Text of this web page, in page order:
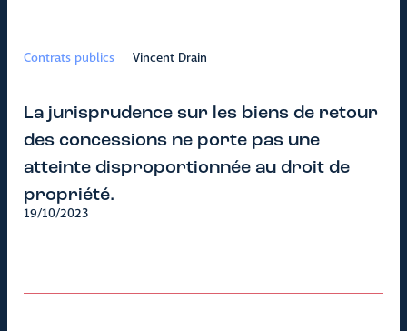
Contrats publics Vincent Drain
La jurisprudence sur les biens de retour
des concessions ne porte pas une
atteinte disproportionnée au droit de
propriété.
19/10/2023